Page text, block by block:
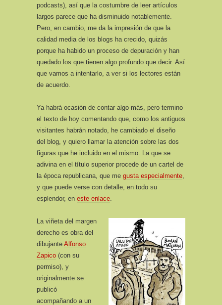
podcasts), así que la costumbre de leer artículos
largos parece que ha disminuido notablemente.
Pero, en cambio, me da la impresión de que la
calidad media de los blogs ha crecido, quizás
porque ha habido un proceso de depuración y han
quedado los que tienen algo profundo que decir. Así
que vamos a intentarlo, a ver si los lectores están
de acuerdo.
Ya habrá ocasión de contar algo más, pero termino
el texto de hoy comentando que, como los antiguos
visitantes habrán notado, he cambiado el diseño
del blog, y quiero llamar la atención sobre las dos
figuras que he incluido en el mismo. La que se
adivina en el título superior procede de un cartel de
la época republicana, que me gusta especialmente,
y que puede verse con detalle, en todo su
esplendor, en este enlace.
La viñeta del margen
derecho es obra del
dibujante Alfonso
Zapico (con su
permiso), y
originalmente se
publicó
acompañando a un